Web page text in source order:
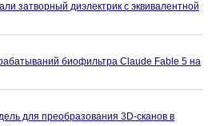
затворный диэлектрик с эквивалентной
биофильтра Claude Fable 5 на
для преобразования 3D-сканов в